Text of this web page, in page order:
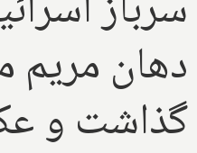
دهان
گذاشت و